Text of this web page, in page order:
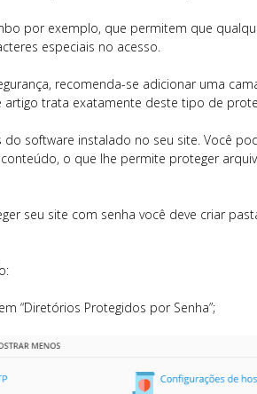
por exemplo, que permitem que
especiais no acesso.
recomenda-se adicionar uma
artigo trata exatamente deste tipo de
software instalado no seu site. Você
o que lhe permite proteger
seu site com senha você deve criar
“Diretórios Protegidos por Senha”;